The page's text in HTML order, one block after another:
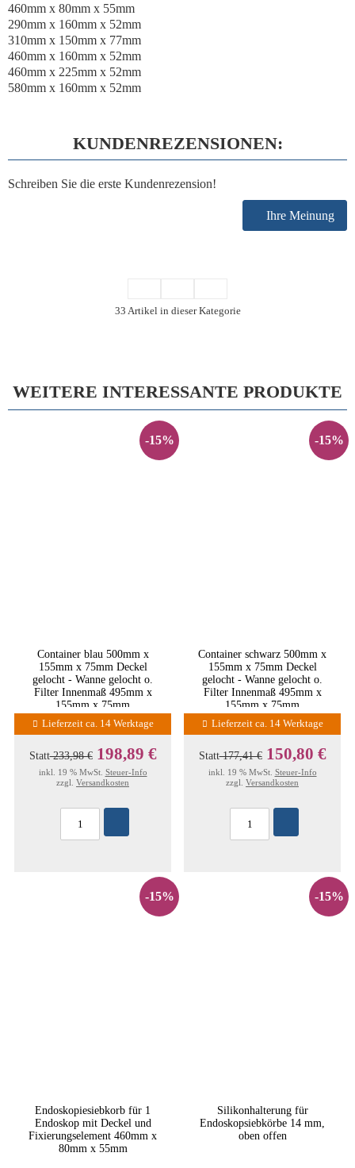
460mm x 80mm x 55mm
290mm x 160mm x 52mm
310mm x 150mm x 77mm
460mm x 160mm x 52mm
460mm x 225mm x 52mm
580mm x 160mm x 52mm
KUNDENREZENSIONEN:
Schreiben Sie die erste Kundenrezension!
Ihre Meinung
33 Artikel in dieser Kategorie
WEITERE INTERESSANTE PRODUKTE
-15%
Container blau 500mm x
155mm x 75mm Deckel
gelocht - Wanne gelocht o.
Filter Innenmaß 495mm x
155mm x 75mm
Lieferzeit ca. 14 Werktage
Statt233,98 € 198,89 €
inkl. 19 % MwSt. Steuer-Info
zzgl. Versandkosten
-15%
Container schwarz 500mm x
155mm x 75mm Deckel
gelocht - Wanne gelocht o.
Filter Innenmaß 495mm x
155mm x 75mm
Lieferzeit ca. 14 Werktage
Statt177,41 € 150,80 €
inkl. 19 % MwSt. Steuer-Info
zzgl. Versandkosten
-15%
Endoskopiesiebkorb für 1
Endoskop mit Deckel und
Fixierungselement 460mm x
80mm x 55mm
-15%
Silikonhalterung für
Endoskopsiebkörbe 14 mm,
oben offen